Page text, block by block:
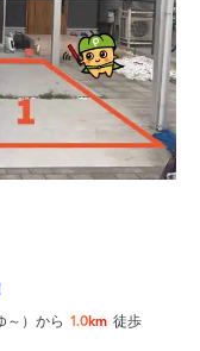
～）から 1.0km 徒歩